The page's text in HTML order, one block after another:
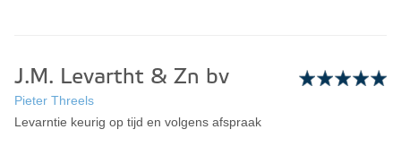
J.M. Levartht & Zn bv
Pieter Threels
Levarntie keurig op tijd en volgens afspraak